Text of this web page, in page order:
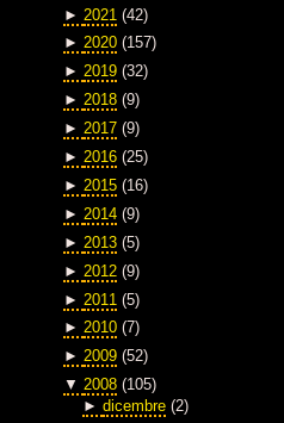
► 2021 (42)
► 2020 (157)
► 2019 (32)
► 2018 (9)
► 2017 (9)
► 2016 (25)
► 2015 (16)
► 2014 (9)
► 2013 (5)
► 2012 (9)
► 2011 (5)
► 2010 (7)
► 2009 (52)
▼ 2008 (105)
► dicembre (2)